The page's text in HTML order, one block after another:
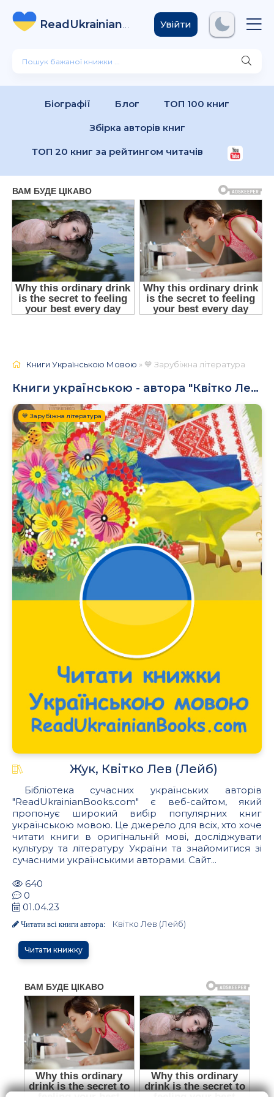
ReadUkrainian
Books .com
Увійти
Біографії Блог ТОП 100 книг
Збірка авторів книг
ТОП 20 книг за рейтингом читачів
Книги Українською Мовою » 💙 Зарубіжна література
Книги українською - автора "Квітко Лев (Лейб)"
💙 Зарубіжна література
Жук, Квітко Лев (Лейб)
Бібліотека сучасних українських авторів
"ReadUkrainianBooks.com" є веб-сайтом, який
пропонує широкий вибір популярних книг
українською мовою. Це джерело для всіх, хто хоче
читати книги в оригінальній мові, досліджувати
культуру та літературу України та знайомитися зі
сучасними українськими авторами. Сайт...
640
0
01.04.23
Читати всі книги автора: Квітко Лев (Лейб)
Читати книжку